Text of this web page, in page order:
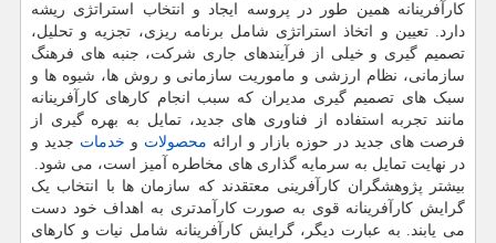
کارآفرینانه همین طور در پروسه ایجاد و انتخاب استراتژی ریشه
دارد. تعیین و اتخاذ استراتژی شامل برنامه ریزی، تجزیه و تحلیل،
تصمیم گیری و خیلی از فرآیندهای جاری شرکت، جنبه های فرهنگ
سازمانی، نظام ارزشی و ماموریت سازمانی و روش ها، شیوه ها و
سبک های تصمیم گیری مدیران که سبب انجام کارهای کارآفرینانه
مانند تجربه استفاده از فناوری های جدید، تمایل به بهره گیری از
فرصت های جدید در حوزه بازار و ارائه محصولات و خدمات جدید و
در نهایت تمایل به سرمایه گذاری های مخاطره آمیز است، می‏ شود.
بیشتر پژوهشگران کارآفرینی معتقدند که سازمان ها با انتخاب یک
گرایش کارآفرینانه قوی به صورت کارآمدتری به اهداف خود دست
می یابند. به عبارت دیگر، گرایش کارآفرینانه شامل نیات و کارهای